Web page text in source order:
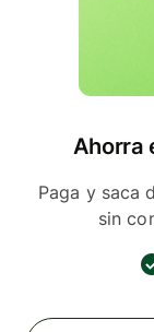
Ahorra
Paga y saca
sin